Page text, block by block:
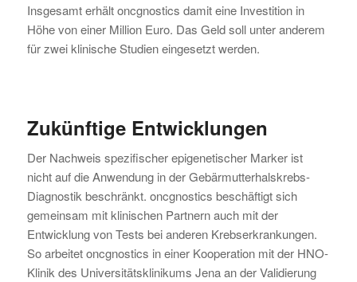
Insgesamt erhält oncgnostics damit eine Investition in
Höhe von einer Million Euro. Das Geld soll unter anderem
für zwei klinische Studien eingesetzt werden.
Zukünftige Entwicklungen
Der Nachweis spezifischer epigenetischer Marker ist
nicht auf die Anwendung in der Gebärmutterhalskrebs-
Diagnostik beschränkt. oncgnostics beschäftigt sich
gemeinsam mit klinischen Partnern auch mit der
Entwicklung von Tests bei anderen Krebserkrankungen.
So arbeitet oncgnostics in einer Kooperation mit der HNO-
Klinik des Universitätsklinikums Jena an der Validierung